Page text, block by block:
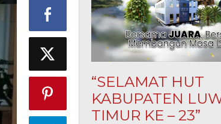
“SELAMAT HUT
KABUPATEN
TIMUR KE – 23”